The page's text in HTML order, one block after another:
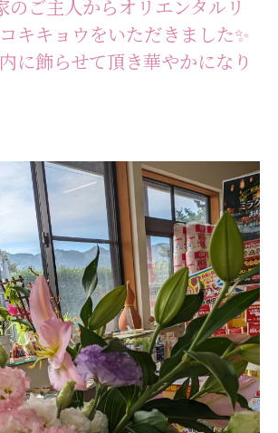
のご主人からオリエンタルリ
キキョウをいただきました✨
に飾らせて頂き華やかになり